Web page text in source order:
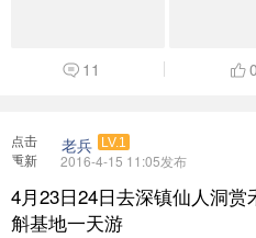
11 0
点击
重新
老兵 LV.1
2016-4-15 11:05发布
4月23日24日去深镇仙人洞
斛基地一天游